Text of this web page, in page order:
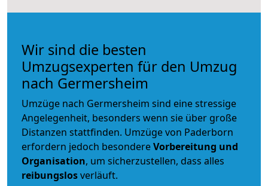
Wir sind die besten
Umzugsexperten für den Umzug
nach Germersheim
Umzüge nach Germersheim sind eine stressige
Angelegenheit, besonders wenn sie über große
Distanzen stattfinden. Umzüge von Paderborn
erfordern jedoch besondereVorbereitung und
Organisation, um sicherzustellen, dass alles
reibungslosverläuft.